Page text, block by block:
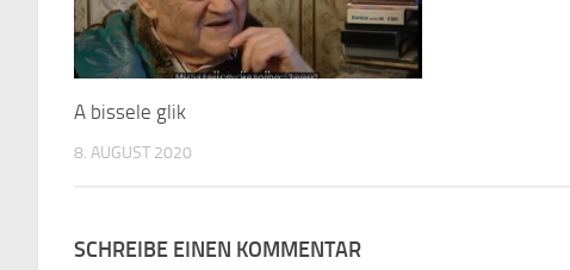
A bissele glik
8. AUGUST 2020
SCHREIBE EINEN KOMMENTAR